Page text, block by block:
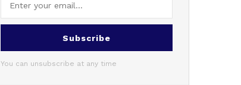
Subscribe
You can unsubscribe at any time